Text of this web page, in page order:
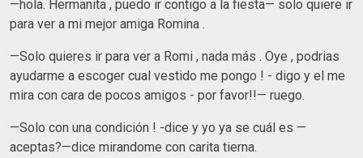
—hola. Hermanita , puedo ir contigo a la fiesta— solo quiere ir
para ver a mi mejor amiga Romina .
—Solo quieres ir para ver a Romi , nada más . Oye , podrias
ayudarme a escoger cual vestido me pongo ! - digo y el me
mira con cara de pocos amigos - por favor!!— ruego.
—Solo con una condición ! -dice y yo ya se cuál es —
aceptas?—dice mirandome con carita tierna.